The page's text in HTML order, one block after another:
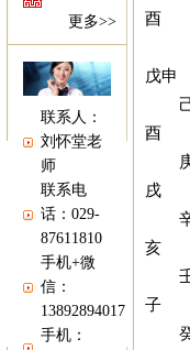
更多>>
联系人：
刘怀堂老
师
联系电
话：029-
87611810
手机+微
信：
13892894017
手机：
酉
戊
酉
戌
亥
子